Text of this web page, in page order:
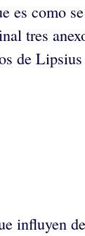
es como
tres
de Lipsius
influyen